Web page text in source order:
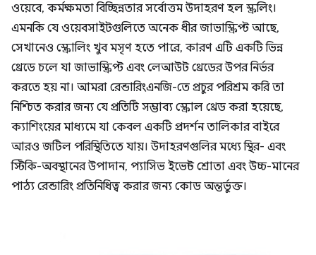
ওয়েবে, কর্মক্ষমতা বিচ্ছিন্নতার সর্বোত্তম উদাহরণ হল স্ক্রলিং।
এমনকি যে ওয়েবসাইটগুলিতে অনেক ধীর জাভাস্ক্রিপ্ট আছে,
সেখানেও স্ক্রোলিং খুব মসৃণ হতে পারে, কারণ এটি একটি ভিন্ন
থ্রেডে চলে যা জাভাস্ক্রিপ্ট এবং লেআউট থ্রেডের উপর নির্ভর
করতে হয় না। আমরা রেন্ডারিংএনজি-তে প্রচুর পরিশ্রম করি তা
নিশ্চিত করার জন্য যে প্রতিটি সম্ভাব্য স্ক্রোল থ্রেড করা হয়েছে,
ক্যাশিংয়ের মাধ্যমে যা কেবল একটি প্রদর্শন তালিকার বাইরে
আরও জটিল পরিস্থিতিতে যায়। উদাহরণগুলির মধ্যে স্থির- এবং
স্টিকি-অবস্থানের উপাদান, প্যাসিভ ইভেন্ট শ্রোতা এবং উচ্চ-মানের
পাঠ্য রেন্ডারিং প্রতিনিধিত্ব করার জন্য কোড অন্তর্ভুক্ত।